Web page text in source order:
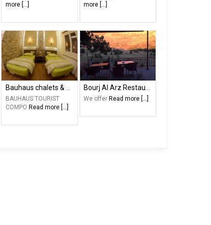
more [...]
more [...]
BAUHAUS TOURIST
COMPO Read more [...]
We offerRead more [...]